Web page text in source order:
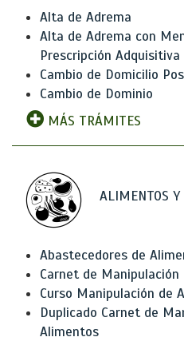
Alta de Adrema
Alta de Adrema con
Prescripción Adquisitiva
Cambio de Domicilio
Cambio de Dominio
MÁS TRÁMITES
ALIMENTOS Y
Abastecedores de
Carnet de
Curso Manipulación de
Duplicado Carnet de
Alimentos